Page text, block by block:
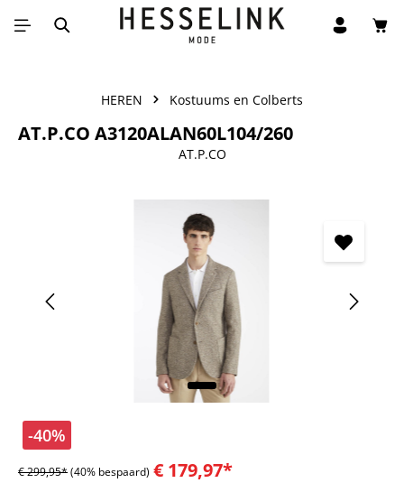
Ga naar de hoofdinhoud
HEREN Kostuums en Colberts
AT.P.CO A3120ALAN60L104/260
AT.P.CO
-40%
€ 299,95*(40% bespaard) € 179,97*